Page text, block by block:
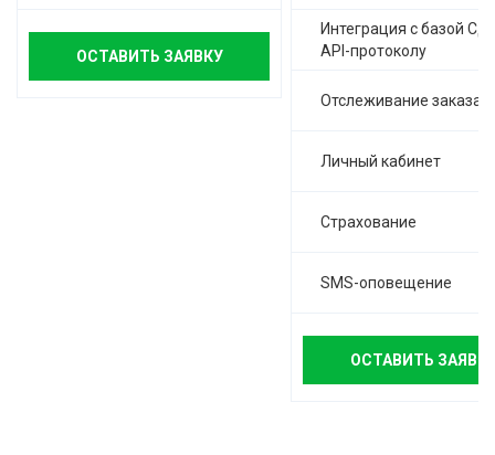
ОСТАВИТЬ ЗАЯВКУ
Интеграция с базой
API-протоколу
Отслеживание заказа
Личный кабинет
Страхование
SMS-оповещение
ОСТАВИТЬ